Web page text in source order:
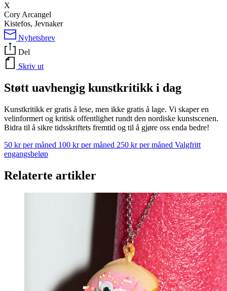
X
Cory Arcangel
Kistefos, Jevnaker
Nyhetsbrev
Del
Skriv ut
Støtt uavhengig kunstkritikk i dag
Kunstkritikk er gratis å lese, men ikke gratis å lage. Vi skaper en
velinformert og kritisk offentlighet rundt den nordiske kunstscenen.
Bidra til å sikre tidsskriftets fremtid og til å gjøre oss enda bedre!
50 kr per måned 100 kr per måned 250 kr per måned Valgfritt
engangsbeløp
Relaterte artikler